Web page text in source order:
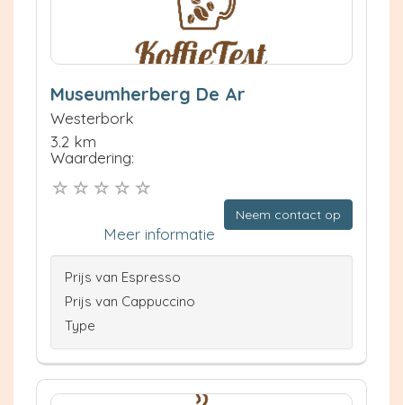
Museumherberg De Ar
Westerbork
3.2 km
Waardering:
Neem contact op
Meer informatie
Prijs van Espresso
Prijs van Cappuccino
Type